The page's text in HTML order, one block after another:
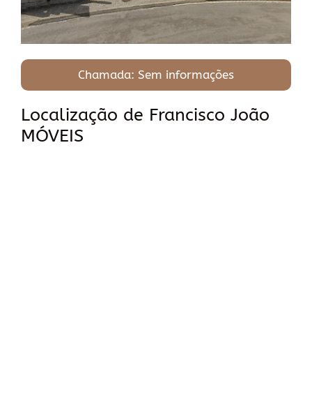
Chamada: Sem informações
Localização de Francisco João
MÓVEIS